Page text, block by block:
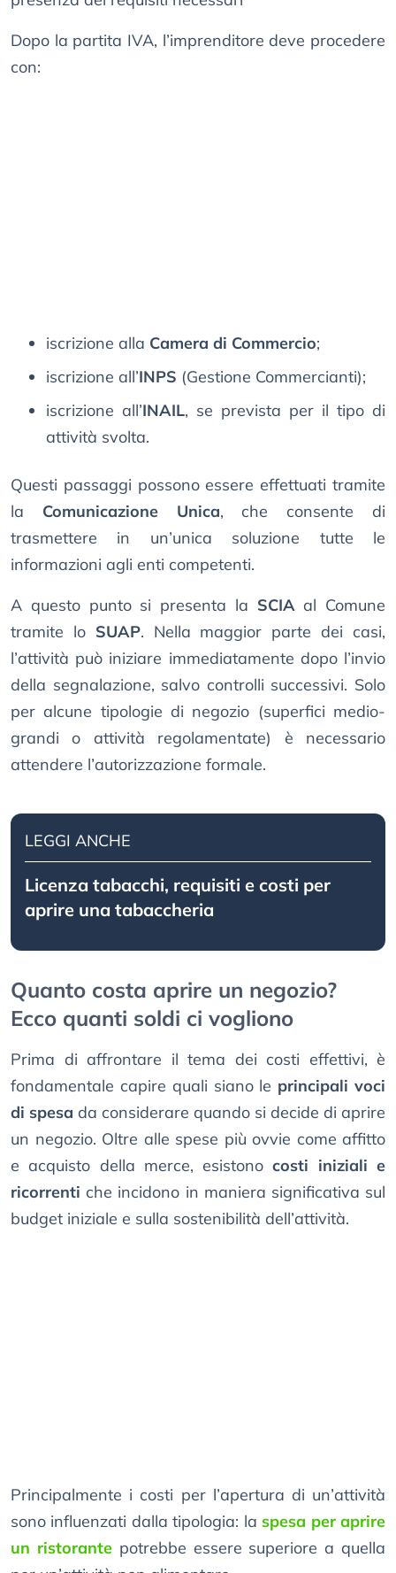
Dopo la partita IVA, l’imprenditore deve procedere
con:
iscrizione alla Camera di Commercio;
iscrizione all’INPS (Gestione Commercianti);
iscrizione all’INAIL, se prevista per il tipo di
attività svolta.
Questi passaggi possono essere effettuati tramite
la Comunicazione Unica, che consente di
trasmettere in un’unica soluzione tutte le
informazioni agli enti competenti.
A questo punto si presenta la SCIAal Comune
tramite lo SUAP. Nella maggior parte dei casi,
l’attività può iniziare immediatamente dopo l’invio
della segnalazione, salvo controlli successivi. Solo
per alcune tipologie di negozio (superfici medio-
grandi o attività regolamentate) è necessario
attendere l’autorizzazione formale.
LEGGI ANCHE
Licenza tabacchi, requisiti e costi per
aprire una tabaccheria
Quanto costa aprire un negozio?
Ecco quanti soldi ci vogliono
Prima di affrontare il tema dei costi effettivi, è
fondamentale capire quali siano le principali voci
di spesa da considerare quando si decide di aprire
un negozio. Oltre alle spese più ovvie come affitto
e acquisto della merce, esistonocosti iniziali e
ricorrenti che incidono in maniera significativa sul
budget iniziale e sulla sostenibilità dell’attività.
Principalmente i costi per l’apertura di un’attività
sono influenzati dalla tipologia: la spesa per aprire
un ristorantepotrebbe essere superiore a quella